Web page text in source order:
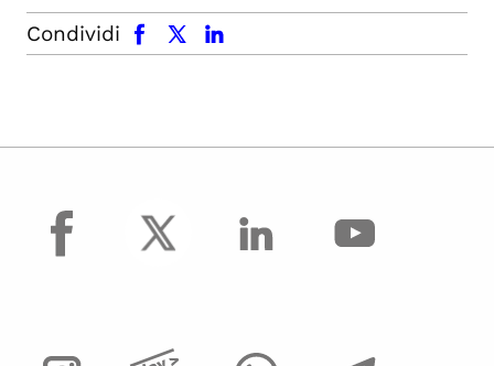
Condividi
facebook x.com linkedin
facebook